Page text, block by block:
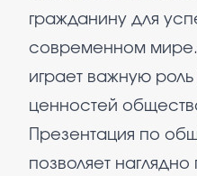
гражданину для
современном мире.
играет важную
ценностей
Презентация по
позволяет наглядно